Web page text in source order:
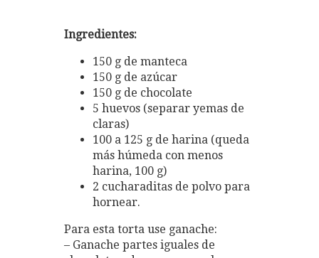
Ingredientes:
150 g de manteca
150 g de azúcar
150 g de chocolate
5 huevos (separar yemas de
claras)
100 a 125 g de harina (queda
más húmeda con menos
harina, 100 g)
2 cucharaditas de polvo para
hornear.
Para esta torta use ganache:
– Ganache partes iguales de